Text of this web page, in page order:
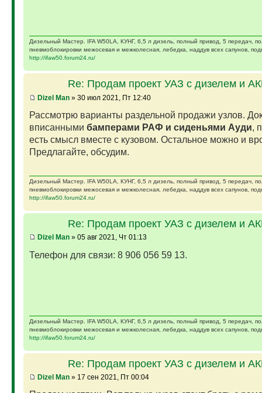
Дизельный Мастер. IFA W50LA, КУНГ, 6,5 л дизель, полный привод, 5 передач,
пневмоблокировки межосевая и межколесная, лебедка, наддув всех сапунов,
http://ifaw50.forum24.ru/
Re: Продам проект УАЗ с дизелем и
Dizel Man» 30 июл 2021, Пт 12:40
Рассмотрю варианты раздельной продажи узлов.
вписанными бамперами РАФ и сиденьями Ауди,
есть смысл вместе с кузовом. Остальное можно и
Предлагайте, обсудим.
Дизельный Мастер. IFA W50LA, КУНГ, 6,5 л дизель, полный привод, 5 передач,
пневмоблокировки межосевая и межколесная, лебедка, наддув всех сапунов,
http://ifaw50.forum24.ru/
Re: Продам проект УАЗ с дизелем и
Dizel Man» 05 авг 2021, Чт 01:13
Телефон для связи: 8 906 056 59 13.
Дизельный Мастер. IFA W50LA, КУНГ, 6,5 л дизель, полный привод, 5 передач,
пневмоблокировки межосевая и межколесная, лебедка, наддув всех сапунов,
http://ifaw50.forum24.ru/
Re: Продам проект УАЗ с дизелем и
Dizel Man» 17 сен 2021, Пт 00:04